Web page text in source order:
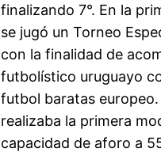
finalizando 7°. En la
se jugó un Torneo
con la finalidad de
futbolístico uruguayo
futbol baratas europeo.
realizaba la primera
capacidad de aforo a